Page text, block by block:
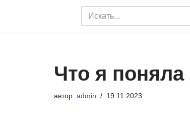
Что я поняла
автор: admin 19.11.2023